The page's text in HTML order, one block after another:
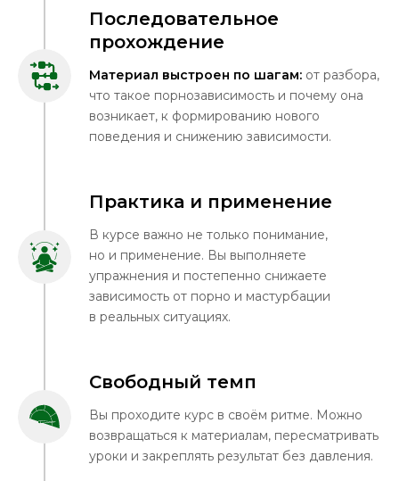
Последовательное
прохождение
Материал выстроен по шагам: от разбора,
что такое порнозависимость и почему она
возникает, к формированию нового
поведения и снижению зависимости.
Практика и применение
В курсе важно не только понимание,
но и применение. Вы выполняете
упражнения и постепенно снижаете
зависимость от порно и мастурбации
в реальных ситуациях.
Свободный темп
Вы проходите курс в своём ритме. Можно
возвращаться к материалам, пересматривать
уроки и закреплять результат без давления.